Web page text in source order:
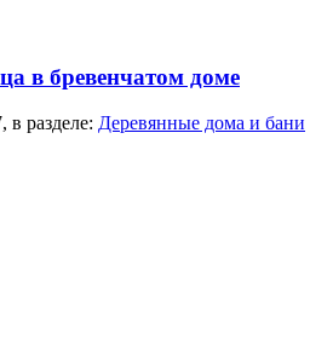
в бревенчатом доме
, в разделе: Деревянные дома и бани